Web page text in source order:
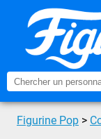
Figurine Pop >